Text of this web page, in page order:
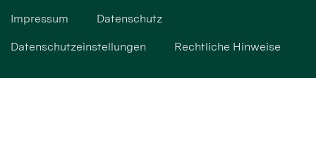
Impressum Datenschutz
Datenschutzeinstellungen Rechtliche Hinweise